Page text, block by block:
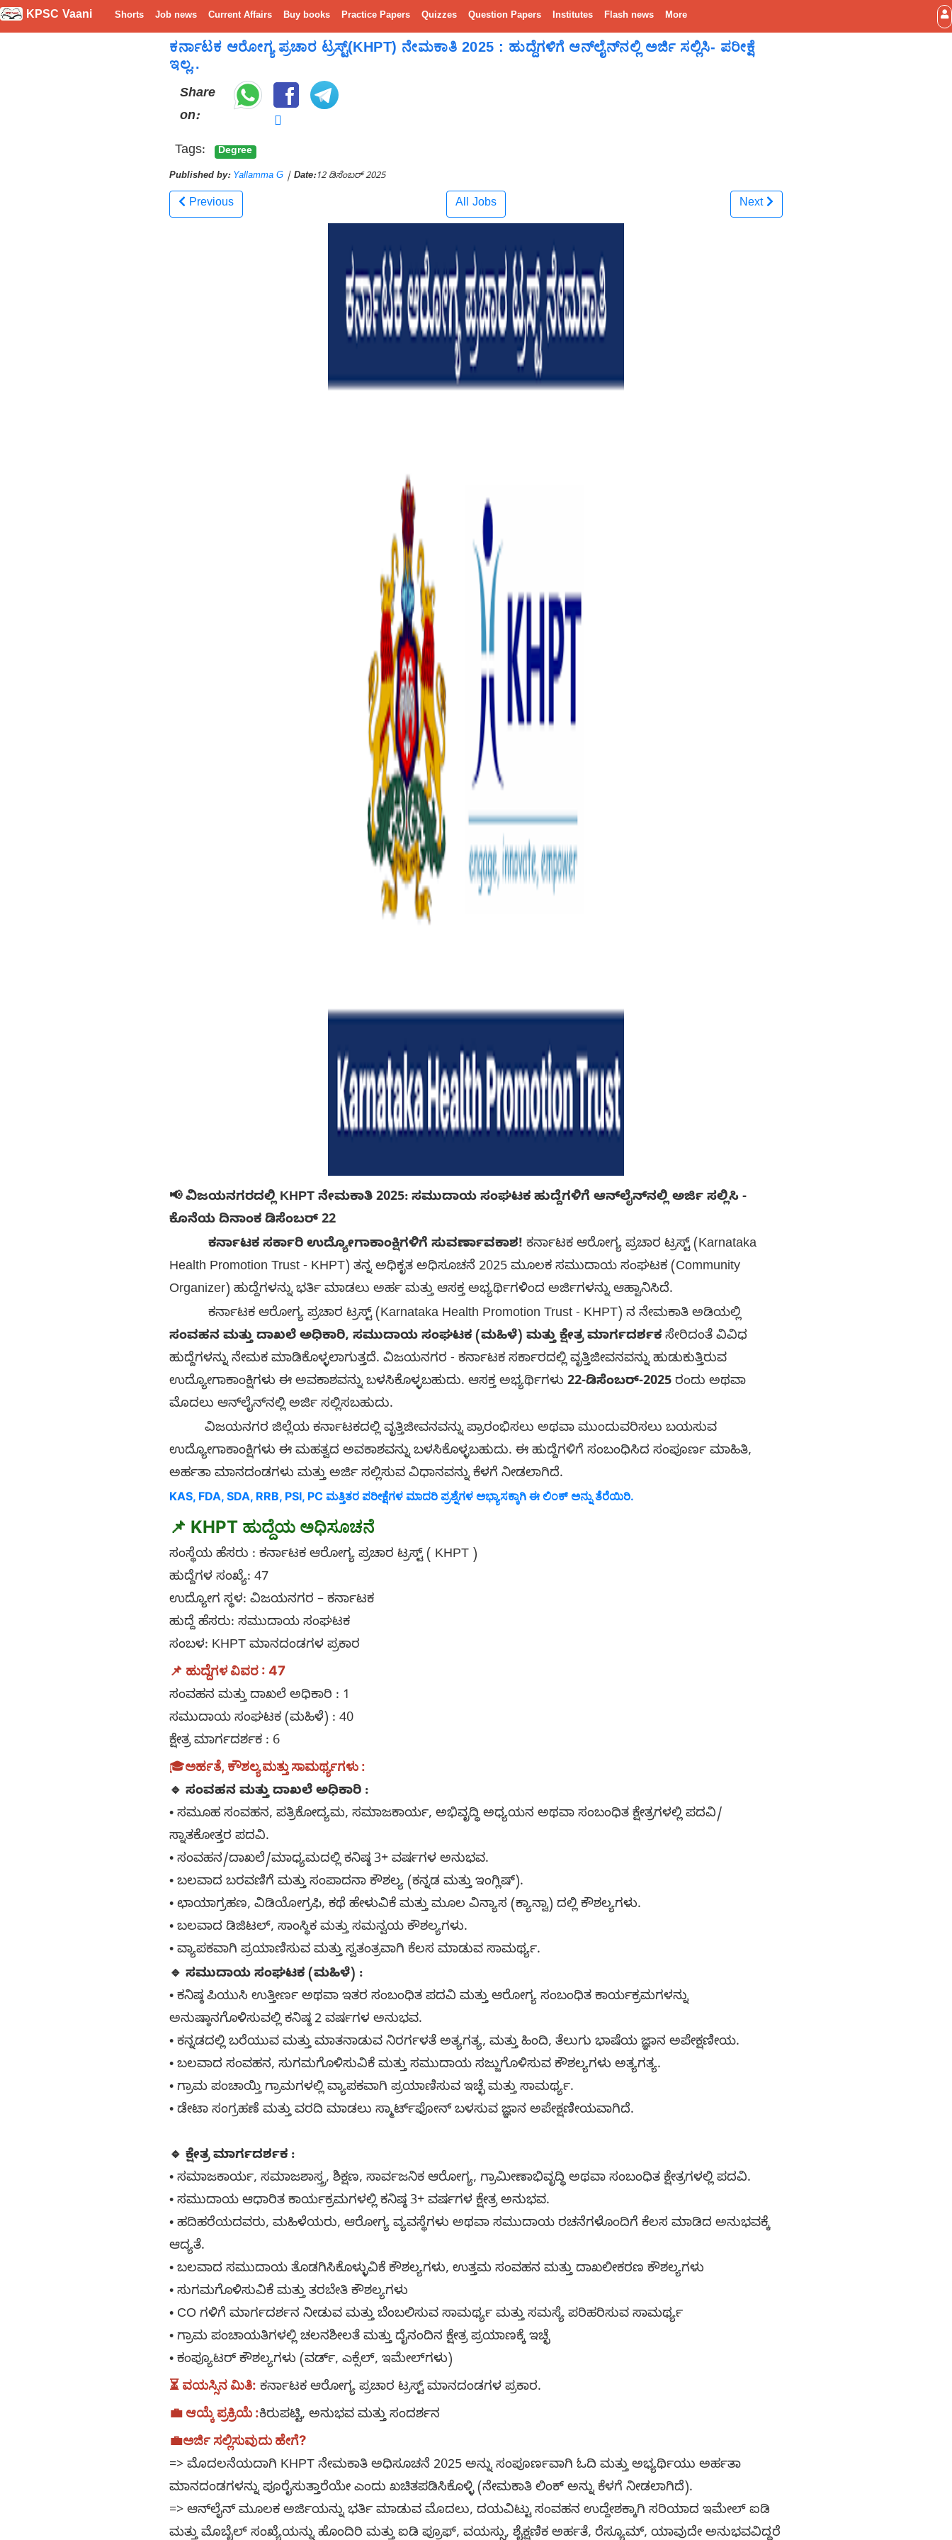
KPSC Vaani Shorts Job news Current Affairs Buy books Practice Papers Quizzes Question Papers Institutes Flash news More
ಕರ್ನಾಟಕ ಆರೋಗ್ಯ ಪ್ರಚಾರ ಟ್ರಸ್ಟ್(KHPT) ನೇಮಕಾತಿ 2025 : ಹುದ್ದೆಗಳಿಗೆ ಆನ್‌ಲೈನ್‌ನಲ್ಲಿ ಅರ್ಜಿ ಸಲ್ಲಿಸಿ- ಪರೀಕ್ಷೆ
ಇಲ್ಲ..
Share
on:
Tags:
Degree
Published by: Yallamma G | Date:12 ಡಿಸೆಂಬರ್ 2025
Previous All Jobs Next
📢 ವಿಜಯನಗರದಲ್ಲಿ KHPT ನೇಮಕಾತಿ 2025: ಸಮುದಾಯ ಸಂಘಟಕ ಹುದ್ದೆಗಳಿಗೆ ಆನ್‌ಲೈನ್‌ನಲ್ಲಿ ಅರ್ಜಿ ಸಲ್ಲಿಸಿ -
ಕೊನೆಯ ದಿನಾಂಕ ಡಿಸೆಂಬರ್ 22
ಕರ್ನಾಟಕ ಸರ್ಕಾರಿ ಉದ್ಯೋಗಾಕಾಂಕ್ಷಿಗಳಿಗೆ ಸುವರ್ಣಾವಕಾಶ! ಕರ್ನಾಟಕ ಆರೋಗ್ಯ ಪ್ರಚಾರ ಟ್ರಸ್ಟ್ (Karnataka
Health Promotion Trust - KHPT) ತನ್ನ ಅಧಿಕೃತ ಅಧಿಸೂಚನೆ 2025 ಮೂಲಕ ಸಮುದಾಯ ಸಂಘಟಕ (Community
Organizer) ಹುದ್ದೆಗಳನ್ನು ಭರ್ತಿ ಮಾಡಲು ಅರ್ಹ ಮತ್ತು ಆಸಕ್ತ ಅಭ್ಯರ್ಥಿಗಳಿಂದ ಅರ್ಜಿಗಳನ್ನು ಆಹ್ವಾನಿಸಿದೆ.
ಕರ್ನಾಟಕ ಆರೋಗ್ಯ ಪ್ರಚಾರ ಟ್ರಸ್ಟ್ (Karnataka Health Promotion Trust - KHPT) ನ ನೇಮಕಾತಿ ಅಡಿಯಲ್ಲಿ
ಸಂವಹನ ಮತ್ತು ದಾಖಲೆ ಅಧಿಕಾರಿ, ಸಮುದಾಯ ಸಂಘಟಕ (ಮಹಿಳೆ) ಮತ್ತು ಕ್ಷೇತ್ರ ಮಾರ್ಗದರ್ಶಕ ಸೇರಿದಂತೆ ವಿವಿಧ
ಹುದ್ದೆಗಳನ್ನು ನೇಮಕ ಮಾಡಿಕೊಳ್ಳಲಾಗುತ್ತದೆ. ವಿಜಯನಗರ - ಕರ್ನಾಟಕ ಸರ್ಕಾರದಲ್ಲಿ ವೃತ್ತಿಜೀವನವನ್ನು ಹುಡುಕುತ್ತಿರುವ
ಉದ್ಯೋಗಾಕಾಂಕ್ಷಿಗಳು ಈ ಅವಕಾಶವನ್ನು ಬಳಸಿಕೊಳ್ಳಬಹುದು. ಆಸಕ್ತ ಅಭ್ಯರ್ಥಿಗಳು 22-ಡಿಸೆಂಬರ್-2025 ರಂದು ಅಥವಾ
ಮೊದಲು ಆನ್‌ಲೈನ್‌ನಲ್ಲಿ ಅರ್ಜಿ ಸಲ್ಲಿಸಬಹುದು.
ವಿಜಯನಗರ ಜಿಲ್ಲೆಯ ಕರ್ನಾಟಕದಲ್ಲಿ ವೃತ್ತಿಜೀವನವನ್ನು ಪ್ರಾರಂಭಿಸಲು ಅಥವಾ ಮುಂದುವರಿಸಲು ಬಯಸುವ
ಉದ್ಯೋಗಾಕಾಂಕ್ಷಿಗಳು ಈ ಮಹತ್ವದ ಅವಕಾಶವನ್ನು ಬಳಸಿಕೊಳ್ಳಬಹುದು. ಈ ಹುದ್ದೆಗಳಿಗೆ ಸಂಬಂಧಿಸಿದ ಸಂಪೂರ್ಣ ಮಾಹಿತಿ,
ಅರ್ಹತಾ ಮಾನದಂಡಗಳು ಮತ್ತು ಅರ್ಜಿ ಸಲ್ಲಿಸುವ ವಿಧಾನವನ್ನು ಕೆಳಗೆ ನೀಡಲಾಗಿದೆ.
KAS, FDA, SDA, RRB, PSI, PC ಮತ್ತಿತರ ಪರೀಕ್ಷೆಗಳ ಮಾದರಿ ಪ್ರಶ್ನೆಗಳ ಅಭ್ಯಾಸಕ್ಕಾಗಿ ಈ ಲಿಂಕ್‌ ಅನ್ನು ತೆರೆಯಿರಿ.
📌 KHPT ಹುದ್ದೆಯ ಅಧಿಸೂಚನೆ
ಸಂಸ್ಥೆಯ ಹೆಸರು : ಕರ್ನಾಟಕ ಆರೋಗ್ಯ ಪ್ರಚಾರ ಟ್ರಸ್ಟ್ ( KHPT )
ಹುದ್ದೆಗಳ ಸಂಖ್ಯೆ: 47
ಉದ್ಯೋಗ ಸ್ಥಳ: ವಿಜಯನಗರ – ಕರ್ನಾಟಕ
ಹುದ್ದೆ ಹೆಸರು: ಸಮುದಾಯ ಸಂಘಟಕ
ಸಂಬಳ: KHPT ಮಾನದಂಡಗಳ ಪ್ರಕಾರ
📌 ಹುದ್ದೆಗಳ ವಿವರ : 47
ಸಂವಹನ ಮತ್ತು ದಾಖಲೆ ಅಧಿಕಾರಿ : 1
ಸಮುದಾಯ ಸಂಘಟಕ (ಮಹಿಳೆ) : 40
ಕ್ಷೇತ್ರ ಮಾರ್ಗದರ್ಶಕ : 6
🎓ಅರ್ಹತೆ, ಕೌಶಲ್ಯ ಮತ್ತು ಸಾಮರ್ಥ್ಯಗಳು :
🔹 ಸಂವಹನ ಮತ್ತು ದಾಖಲೆ ಅಧಿಕಾರಿ :
• ಸಮೂಹ ಸಂವಹನ, ಪತ್ರಿಕೋದ್ಯಮ, ಸಮಾಜಕಾರ್ಯ, ಅಭಿವೃದ್ಧಿ ಅಧ್ಯಯನ ಅಥವಾ ಸಂಬಂಧಿತ ಕ್ಷೇತ್ರಗಳಲ್ಲಿ ಪದವಿ/
ಸ್ನಾತಕೋತ್ತರ ಪದವಿ.
• ಸಂವಹನ/ದಾಖಲೆ/ಮಾಧ್ಯಮದಲ್ಲಿ ಕನಿಷ್ಠ 3+ ವರ್ಷಗಳ ಅನುಭವ.
• ಬಲವಾದ ಬರವಣಿಗೆ ಮತ್ತು ಸಂಪಾದನಾ ಕೌಶಲ್ಯ (ಕನ್ನಡ ಮತ್ತು ಇಂಗ್ಲಿಷ್).
• ಛಾಯಾಗ್ರಹಣ, ವಿಡಿಯೋಗ್ರಫಿ, ಕಥೆ ಹೇಳುವಿಕೆ ಮತ್ತು ಮೂಲ ವಿನ್ಯಾಸ (ಕ್ಯಾನ್ವಾ) ದಲ್ಲಿ ಕೌಶಲ್ಯಗಳು.
• ಬಲವಾದ ಡಿಜಿಟಲ್, ಸಾಂಸ್ಥಿಕ ಮತ್ತು ಸಮನ್ವಯ ಕೌಶಲ್ಯಗಳು.
• ವ್ಯಾಪಕವಾಗಿ ಪ್ರಯಾಣಿಸುವ ಮತ್ತು ಸ್ವತಂತ್ರವಾಗಿ ಕೆಲಸ ಮಾಡುವ ಸಾಮರ್ಥ್ಯ.
🔹 ಸಮುದಾಯ ಸಂಘಟಕ (ಮಹಿಳೆ) :
• ಕನಿಷ್ಠ ಪಿಯುಸಿ ಉತ್ತೀರ್ಣ ಅಥವಾ ಇತರ ಸಂಬಂಧಿತ ಪದವಿ ಮತ್ತು ಆರೋಗ್ಯ ಸಂಬಂಧಿತ ಕಾರ್ಯಕ್ರಮಗಳನ್ನು
ಅನುಷ್ಠಾನಗೊಳಿಸುವಲ್ಲಿ ಕನಿಷ್ಠ 2 ವರ್ಷಗಳ ಅನುಭವ.
• ಕನ್ನಡದಲ್ಲಿ ಬರೆಯುವ ಮತ್ತು ಮಾತನಾಡುವ ನಿರರ್ಗಳತೆ ಅತ್ಯಗತ್ಯ, ಮತ್ತು ಹಿಂದಿ, ತೆಲುಗು ಭಾಷೆಯ ಜ್ಞಾನ ಅಪೇಕ್ಷಣೀಯ.
• ಬಲವಾದ ಸಂವಹನ, ಸುಗಮಗೊಳಿಸುವಿಕೆ ಮತ್ತು ಸಮುದಾಯ ಸಜ್ಜುಗೊಳಿಸುವ ಕೌಶಲ್ಯಗಳು ಅತ್ಯಗತ್ಯ.
• ಗ್ರಾಮ ಪಂಚಾಯ್ತಿ ಗ್ರಾಮಗಳಲ್ಲಿ ವ್ಯಾಪಕವಾಗಿ ಪ್ರಯಾಣಿಸುವ ಇಚ್ಛೆ ಮತ್ತು ಸಾಮರ್ಥ್ಯ.
• ಡೇಟಾ ಸಂಗ್ರಹಣೆ ಮತ್ತು ವರದಿ ಮಾಡಲು ಸ್ಮಾರ್ಟ್‌ಫೋನ್ ಬಳಸುವ ಜ್ಞಾನ ಅಪೇಕ್ಷಣೀಯವಾಗಿದೆ.
🔹 ಕ್ಷೇತ್ರ ಮಾರ್ಗದರ್ಶಕ :
• ಸಮಾಜಕಾರ್ಯ, ಸಮಾಜಶಾಸ್ತ್ರ, ಶಿಕ್ಷಣ, ಸಾರ್ವಜನಿಕ ಆರೋಗ್ಯ, ಗ್ರಾಮೀಣಾಭಿವೃದ್ಧಿ ಅಥವಾ ಸಂಬಂಧಿತ ಕ್ಷೇತ್ರಗಳಲ್ಲಿ ಪದವಿ.
• ಸಮುದಾಯ ಆಧಾರಿತ ಕಾರ್ಯಕ್ರಮಗಳಲ್ಲಿ ಕನಿಷ್ಠ 3+ ವರ್ಷಗಳ ಕ್ಷೇತ್ರ ಅನುಭವ.
• ಹದಿಹರೆಯದವರು, ಮಹಿಳೆಯರು, ಆರೋಗ್ಯ ವ್ಯವಸ್ಥೆಗಳು ಅಥವಾ ಸಮುದಾಯ ರಚನೆಗಳೊಂದಿಗೆ ಕೆಲಸ ಮಾಡಿದ ಅನುಭವಕ್ಕೆ
ಆದ್ಯತೆ.
• ಬಲವಾದ ಸಮುದಾಯ ತೊಡಗಿಸಿಕೊಳ್ಳುವಿಕೆ ಕೌಶಲ್ಯಗಳು, ಉತ್ತಮ ಸಂವಹನ ಮತ್ತು ದಾಖಲೀಕರಣ ಕೌಶಲ್ಯಗಳು
• ಸುಗಮಗೊಳಿಸುವಿಕೆ ಮತ್ತು ತರಬೇತಿ ಕೌಶಲ್ಯಗಳು
• CO ಗಳಿಗೆ ಮಾರ್ಗದರ್ಶನ ನೀಡುವ ಮತ್ತು ಬೆಂಬಲಿಸುವ ಸಾಮರ್ಥ್ಯ ಮತ್ತು ಸಮಸ್ಯೆ ಪರಿಹರಿಸುವ ಸಾಮರ್ಥ್ಯ
• ಗ್ರಾಮ ಪಂಚಾಯತಿಗಳಲ್ಲಿ ಚಲನಶೀಲತೆ ಮತ್ತು ದೈನಂದಿನ ಕ್ಷೇತ್ರ ಪ್ರಯಾಣಕ್ಕೆ ಇಚ್ಛೆ
• ಕಂಪ್ಯೂಟರ್ ಕೌಶಲ್ಯಗಳು (ವರ್ಡ್, ಎಕ್ಸೆಲ್, ಇಮೇಲ್‌ಗಳು)
⏳ ವಯಸ್ಸಿನ ಮಿತಿ: ಕರ್ನಾಟಕ ಆರೋಗ್ಯ ಪ್ರಚಾರ ಟ್ರಸ್ಟ್ ಮಾನದಂಡಗಳ ಪ್ರಕಾರ.
💼 ಆಯ್ಕೆ ಪ್ರಕ್ರಿಯೆ :ಕಿರುಪಟ್ಟಿ, ಅನುಭವ ಮತ್ತು ಸಂದರ್ಶನ
💼ಅರ್ಜಿ ಸಲ್ಲಿಸುವುದು ಹೇಗೆ?
=> ಮೊದಲನೆಯದಾಗಿ KHPT ನೇಮಕಾತಿ ಅಧಿಸೂಚನೆ 2025 ಅನ್ನು ಸಂಪೂರ್ಣವಾಗಿ ಓದಿ ಮತ್ತು ಅಭ್ಯರ್ಥಿಯು ಅರ್ಹತಾ
ಮಾನದಂಡಗಳನ್ನು ಪೂರೈಸುತ್ತಾರೆಯೇ ಎಂದು ಖಚಿತಪಡಿಸಿಕೊಳ್ಳಿ (ನೇಮಕಾತಿ ಲಿಂಕ್ ಅನ್ನು ಕೆಳಗೆ ನೀಡಲಾಗಿದೆ).
=> ಆನ್‌ಲೈನ್ ಮೂಲಕ ಅರ್ಜಿಯನ್ನು ಭರ್ತಿ ಮಾಡುವ ಮೊದಲು, ದಯವಿಟ್ಟು ಸಂವಹನ ಉದ್ದೇಶಕ್ಕಾಗಿ ಸರಿಯಾದ ಇಮೇಲ್ ಐಡಿ
ಮತ್ತು ಮೊಬೈಲ್ ಸಂಖ್ಯೆಯನ್ನು ಹೊಂದಿರಿ ಮತ್ತು ಐಡಿ ಪ್ರೂಫ್, ವಯಸ್ಸು, ಶೈಕ್ಷಣಿಕ ಅರ್ಹತೆ, ರೆಸ್ಯೂಮ್, ಯಾವುದೇ ಅನುಭವವಿದ್ದರೆ